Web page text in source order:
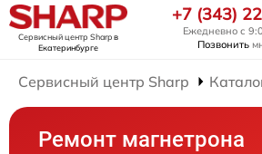
Сервисный центр Sharpв
Екатеринбурге
+7 (343)
Ежедневно с
Позвонить
Сервисный центр Sharp
Ремонт магнетрона